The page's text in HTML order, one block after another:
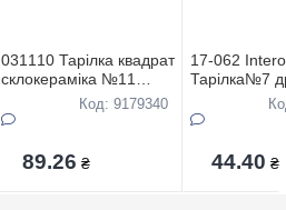
031110 Тарілка квадрат
склокерамiка №11
дрібна d.28см Bone
Appetit
Код: 9179340
89.26 ₴
17-062
Тарілка№7
d.17,5см
44.40 ₴